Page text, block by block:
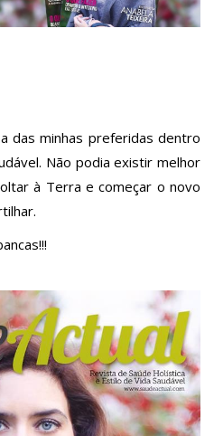
das minhas preferidas dentro
Não podia existir melhor
à Terra e começar o novo